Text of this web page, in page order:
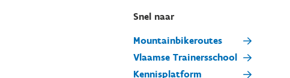
Snel naar
Mountainbikeroutes
Vlaamse Trainersschool
Kennisplatform